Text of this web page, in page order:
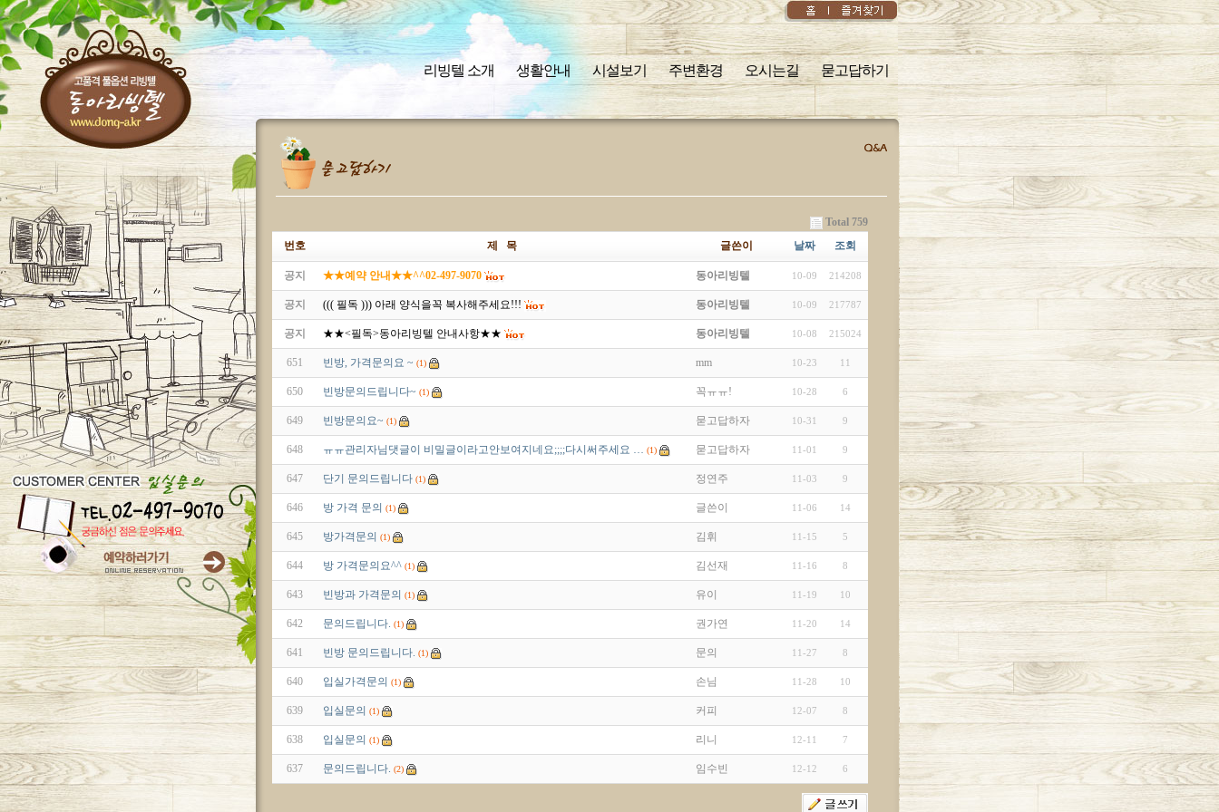
리빙텔 소개 생활안내 시설보기 주변환경 오시는길 묻고답하기
Total 759
번호
제 목 글쓴이 날짜 조회
공지 ★★예약 안내★★^^02-497-9070 동아리빙텔 10-09 214208
공지 ((( 필독 ))) 아래 양식을꼭 복사해주세요!!! 동아리빙텔 10-09 217787
공지 ★★<필독>동아리빙텔 안내사항★★ 동아리빙텔 10-08 215024
651 빈방, 가격문의요 ~ (1) mm 10-23 11
650 빈방문의드립니다~ (1) 꼭ㅠㅠ! 10-28 6
649 빈방문의요~ (1) 묻고답하자 10-31 9
648 ㅠㅠ관리자님댓글이 비밀글이라고안보여지네요;;;;다시써주세요 … (1) 묻고답하자 11-01 9
647 단기 문의드립니다 (1) 정연주 11-03 9
646 방 가격 문의 (1) 글쓴이 11-06 14
645 방가격문의 (1) 김휘 11-15 5
644 방 가격문의요^^ (1) 김선재 11-16 8
643 빈방과 가격문의 (1) 유이 11-19 10
642 문의드립니다. (1) 권가연 11-20 14
641 빈방 문의드립니다. (1) 문의 11-27 8
640 입실가격문의 (1) 손님 11-28 10
639 입실문의 (1) 커피 12-07 8
638 입실문의 (1) 리니 12-11 7
637 문의드립니다. (2) 임수빈 12-12 6